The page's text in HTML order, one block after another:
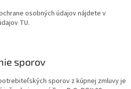
osobných údajov nájdete v
TU.
sporov
sporov z kúpnej zmluvy je